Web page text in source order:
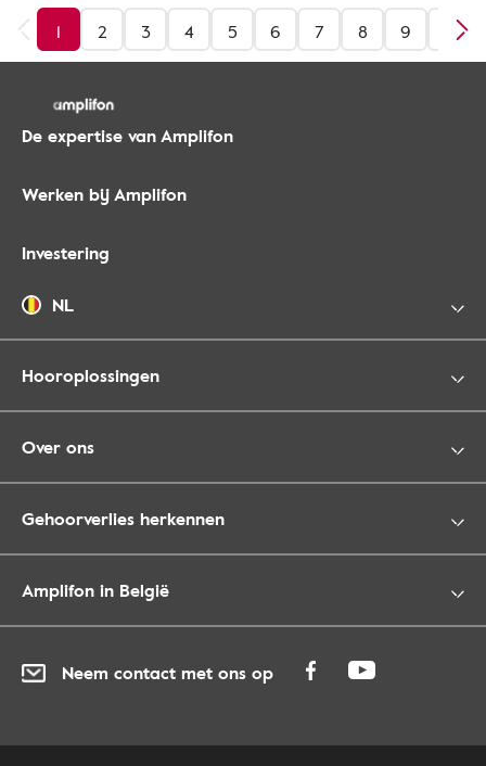
1 2 3 4 5 6 7 8 9 10
De expertise van Amplifon
Werken bij Amplifon
Investering
NL
Hooroplossingen
Over ons
Gehoorverlies herkennen
Amplifon in België
Neem contact met ons op